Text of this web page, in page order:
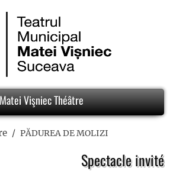
Vişniec Théâtre
PĂDUREA DE MOLIZI
Spectacle invité